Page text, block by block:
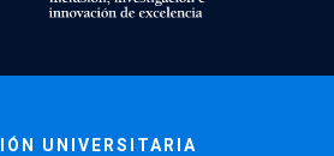
UNIVERSITARIA